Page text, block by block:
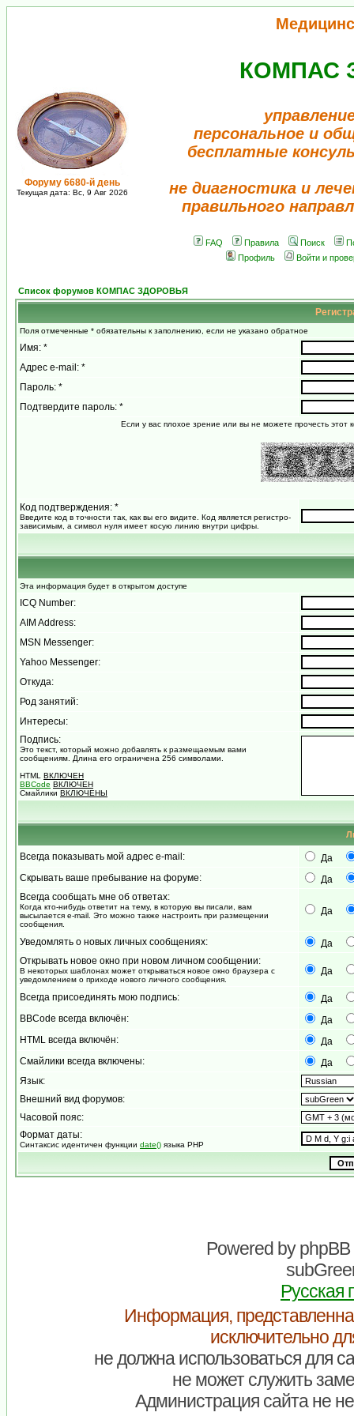
Форуму 6680-й день
Текущая дата: Вс, 9 Авг 2026
КОМПАС
персональное и
бесплатные
не диагностика и
правильного
FAQ Правила Поиск
Профиль
Войти и
Список форумов КОМПАС ЗДОРОВЬЯ
Поля отмеченные * обязательны к заполнению, если не указано обратное
Имя: *
Адрес e-mail: *
Пароль: *
Подтвердите пароль: *
Если у вас плохое зрение или вы не можете прочесть этот
Код подтверждения: *
Введите код в точности так, как вы его видите. Код является регистро-
зависимым, а символ нуля имеет косую линию внутри цифры.
Эта информация будет в открытом доступе
ICQ Number:
AIM Address:
MSN Messenger:
Yahoo Messenger:
Откуда:
Род занятий:
Интересы:
Подпись:
Это текст, который можно добавлять к размещаемым вами
сообщениям. Длина его ограничена 256 символами.
HTML ВКЛЮЧЕН
BBCode ВКЛЮЧЕН
Смайлики ВКЛЮЧЕНЫ
Всегда показывать мой адрес e-mail:
Да
Скрывать ваше пребывание на форуме:
Да
Всегда сообщать мне об ответах:
Когда кто-нибудь ответит на тему, в которую вы писали, вам
высылается e-mail. Это можно также настроить при размещении
сообщения.
Да
Уведомлять о новых личных сообщениях:
Да
Открывать новое окно при новом личном сообщении:
В некоторых шаблонах может открываться новое окно браузера с
уведомлением о приходе нового личного сообщения.
Да
Всегда присоединять мою подпись:
Да
BBCode всегда включён:
Да
HTML всегда включён:
Да
Смайлики всегда включены:
Да
Язык:
Внешний вид форумов:
Часовой пояс:
Формат даты:
Синтаксис идентичен функции date() языка PHP
Powered byphpBB
Русская
Информация,
исключительно
не должна использоваться для
не может служить
Администрация сайта не